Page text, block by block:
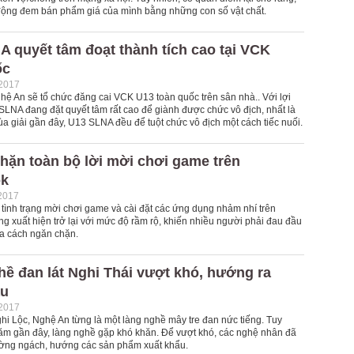
đem bán phẩm giá của mình bằng những con số vật chất.
quyết tâm đoạt thành tích cao tại VCK
An sẽ tổ chức đăng cai VCK U13 toàn quốc trên sân nhà.. Với lợi
đang đặt quyết tâm rất cao để giành được chức vô địch, nhất là
giải gần đây, U13 SLNA đều để tuột chức vô địch một cách tiếc nuối.
toàn bộ lời mời chơi game trên
trạng mời chơi game và cài đặt các ứng dụng nhảm nhí trên
xuất hiện trở lại với mức độ rầm rộ, khiến nhiều người phải đau đầu
cách ngăn chặn.
đan lát Nghi Thái vượt khó, hướng ra
Lộc, Nghệ An từng là một làng nghề mây tre đan nức tiếng. Tuy
gần đây, làng nghề gặp khó khăn. Để vượt khó, các nghệ nhân đã
ngách, hướng các sản phẩm xuất khẩu.